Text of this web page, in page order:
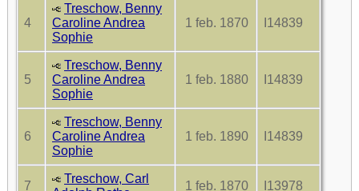
4
Treschow, Benny
Caroline Andrea
Sophie
1 feb. 1870 I14839
5
Treschow, Benny
Caroline Andrea
Sophie
1 feb. 1880 I14839
6
Treschow, Benny
Caroline Andrea
Sophie
1 feb. 1890 I14839
7
Treschow, Carl
1 feb. 1870 I13978